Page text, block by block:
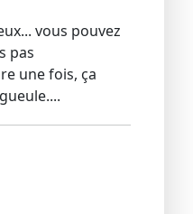
vous pouvez
pas
une fois, ça